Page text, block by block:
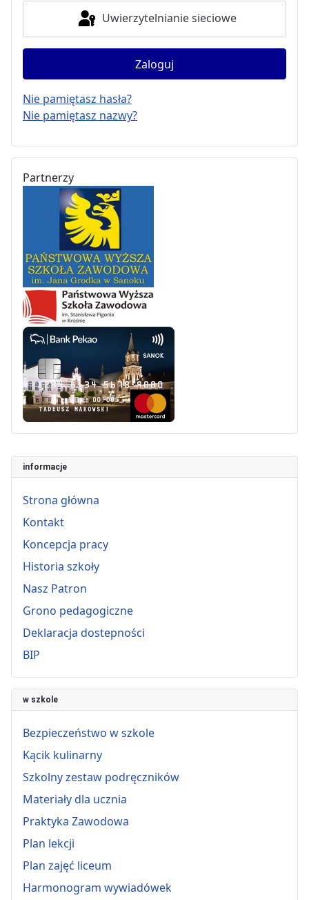
informacje
Strona główna
Kontakt
Koncepcja pracy
Historia szkoły
Nasz Patron
Grono pedagogiczne
Deklaracja dostepności
BIP
w szkole
Bezpieczeństwo w szkole
Kącik kulinarny
Szkolny zestaw podręczników
Materiały dla ucznia
Praktyka Zawodowa
Plan lekcji
Plan zajęć liceum
Harmonogram wywiadówek
Uwierzytelnianie sieciowe
Zaloguj
Nie pamiętasz hasła?
Nie pamiętasz nazwy?
Partnerzy